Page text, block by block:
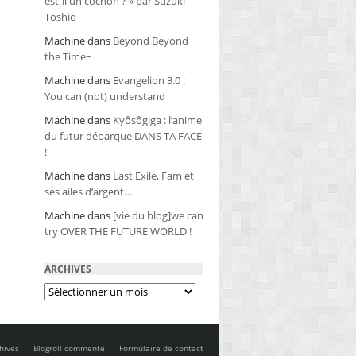
Toshio
Machinedans Beyond Beyond
the Time~
Machinedans Evangelion 3.0 :
You can (not) understand
Machinedans Kyôsôgiga : l’anime
du futur débarque DANS TA FACE
!
Machinedans Last Exile, Fam et
ses ailes d’argent…
Machinedans [vie du blog]we can
try OVER THE FUTURE WORLD !
ARCHIVES
Archives
Blogroll commenté Formulaire de contact